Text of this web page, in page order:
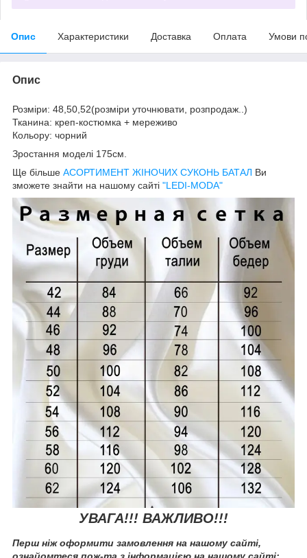
Опис Характеристики Доставка Оплата Умови
Опис
Розміри: 48,50,52(розміри уточнювати, розпродаж..)
Тканина: креп-костюмка + мереживо
Кольору: чорний
Зростання моделі 175см.
Ще більше АСОРТИМЕНТ ЖІНОЧИХ СУКОНЬ БАТАЛ Ви
зможете знайти на нашому сайті "LEDI-MODA"
УВАГА!!! ВАЖЛИВО!!!
Перш ніж оформити замовлення на нашому сайті,